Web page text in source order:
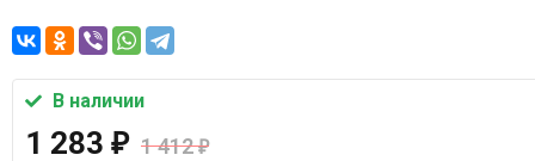
В наличии
1 283 ₽ 1 412₽